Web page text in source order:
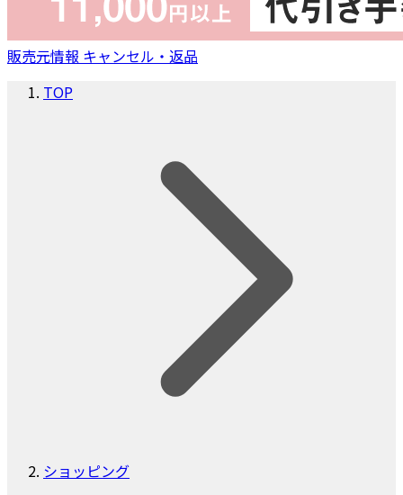
販売元情報 キャンセル・返品
TOP
ショッピング